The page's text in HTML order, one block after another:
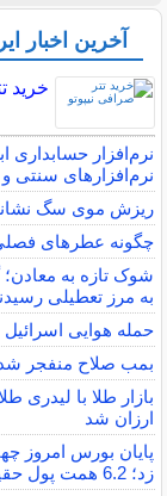
آخرین اخبار
خرید
نرم‌افزارهای سنتی
ریزش موی سگ نشانه چیست؟ ۷ دلیل
چگونه عطرهای
به مرز تعطیلی
حمله هوایی
بمب صلاح منفجر
ارزان شد
زد؛ 6.2 همت پول حقیقی وارد بازار سهام شد